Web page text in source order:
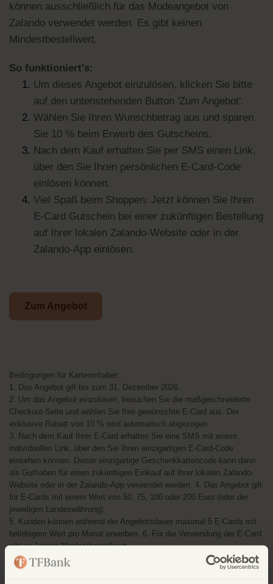
können ausschließlich für das Modeangebot von
Zalando verwendet werden. Es gibt keinen
Mindestbestellwert.
So funktioniert's:
Um dieses Angebot einzulösen, klicken Sie bitte
auf den untenstehenden Button 'Zum Angebot'.
Wählen Sie Ihren Wunschbetrag aus und sparen
Sie 10 % beim Erwerb des Gutscheins.
Nach dem Kauf erhalten Sie per SMS einen Link,
über den Sie Ihren persönlichen E-Card-Code
einlösen können.
Viel Spaß beim Shoppen: Jetzt können Sie Ihren
E-Card Gutschein bei einer zukünftigen Bestellung
auf Ihrer lokalen Zalando-Website oder in der
Zalando-App einlösen.
Zum Angebot
Bedingungen für Karteninhaber:
1. Das Angebot gilt bis zum 31. Dezember 2026.
2. Um das Angebot einzulösen, besuchen Sie die maßgeschneiderte
Checkout-Seite und wählen Sie Ihre gewünschte E-Card aus. Der
exklusive Rabatt von 10 % wird automatisch abgezogen.
3. Nach dem Kauf Ihrer E-Card erhalten Sie eine SMS mit einem
individuellen Link, über den Sie Ihren einzigartigen E-Card-Code
einsehen können. Dieser einzigartige Geschenkkartencode kann dann
als Guthaben für einen zukünftigen Einkauf auf Ihrer lokalen Zalando-
Website oder in der Zalando-App verwendet werden. 4. Das Angebot gilt
für E-Cards mit einem Wert von 50, 75, 100 oder 200 Euro (oder der
jeweiligen Landeswährung).
5. Kunden können während der Angebotsdauer maximal 5 E-Cards mit
beliebigem Wert pro Monat erwerben. 6. Für die Verwendung der E-Card
gibt es keinen Mindestbestellwert.
7. Die E-Card kann nur für das Modeangebot von Zalando eingelöst
werden.